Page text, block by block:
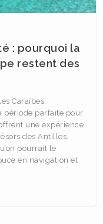
: pourquoi la
restent des
Caraïbes,
période parfaite pour
une expérience
des Antilles.
pourrait le
en navigation et